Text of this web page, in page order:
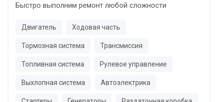
Быстро выполним ремонт любой сложности
Двигатель Ходовая часть
Тормозная система Трансмиссия
Топливная система Рулевое управление
Выхлопная система Автоэлектрика